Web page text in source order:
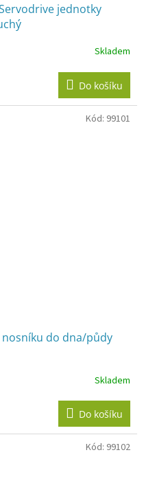
jednotky
Skladem
Do košíku
nosníku do dna/půdy
Skladem
Do košíku
Kód: 99101
Kód: 99102